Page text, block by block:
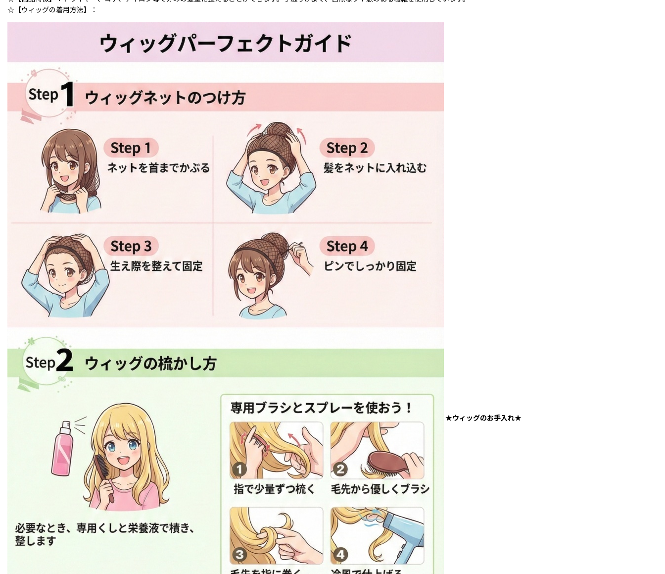
☆【ウィッグの着用方法】：
★ウィッグのお手入れ★